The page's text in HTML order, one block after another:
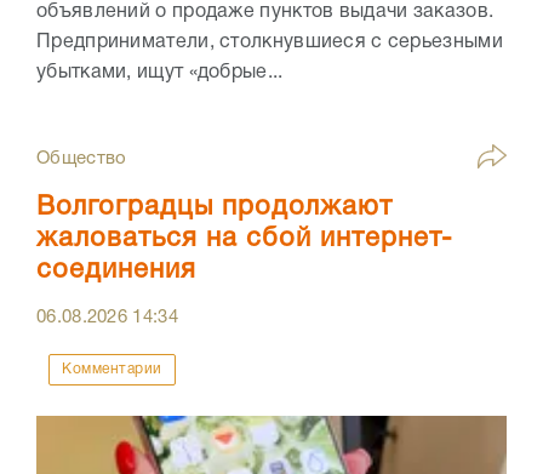
объявлений о продаже пунктов выдачи заказов.
Предприниматели, столкнувшиеся с серьезными
убытками, ищут «добрые...
Общество
Волгоградцы продолжают
жаловаться на сбой интернет-
соединения
06.08.2026 14:34
Комментарии